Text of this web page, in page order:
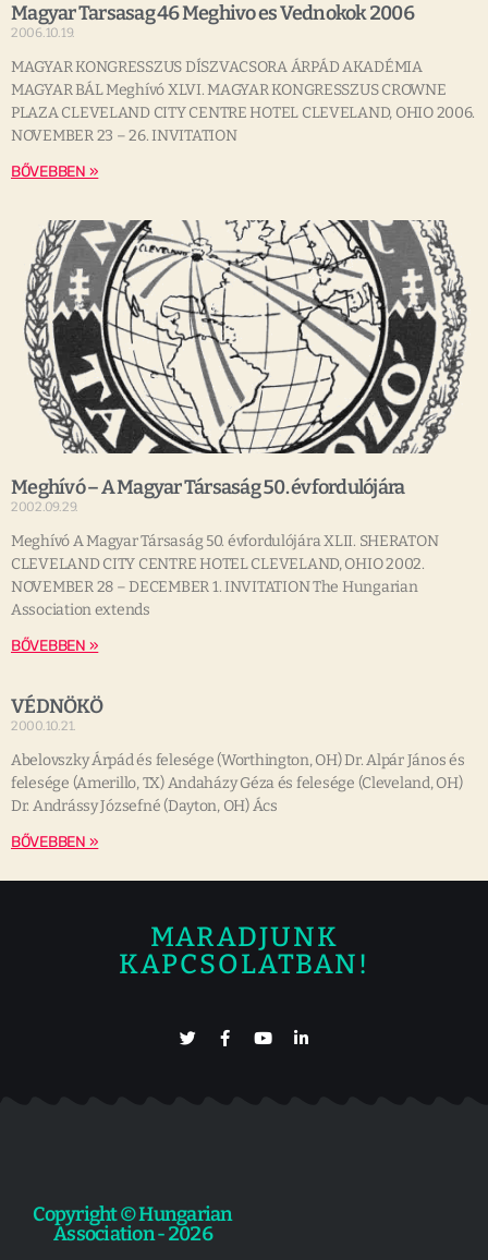
Magyar Tarsasag 46 Meghivo es Vednokok 2006
2006.10.19.
MAGYAR KONGRESSZUS DÍSZVACSORA ÁRPÁD AKADÉMIA
MAGYAR BÁL Meghívó XLVI. MAGYAR KONGRESSZUS CROWNE
PLAZA CLEVELAND CITY CENTRE HOTEL CLEVELAND, OHIO 2006.
NOVEMBER 23 – 26. INVITATION
BŐVEBBEN »
Meghívó – A Magyar Társaság 50. évfordulójára
2002.09.29.
Meghívó A Magyar Társaság 50. évfordulójára XLII. SHERATON
CLEVELAND CITY CENTRE HOTEL CLEVELAND, OHIO 2002.
NOVEMBER 28 – DECEMBER 1. INVITATION The Hungarian
Association extends
BŐVEBBEN »
VÉDNÖKÖ
2000.10.21.
Abelovszky Árpád és felesége (Worthington, OH) Dr. Alpár János és
felesége (Amerillo, TX) Andaházy Géza és felesége (Cleveland, OH)
Dr. Andrássy Józsefné (Dayton, OH) Ács
BŐVEBBEN »
MARADJUNK
KAPCSOLATBAN!
Copyright © Hungarian
Association - 2026